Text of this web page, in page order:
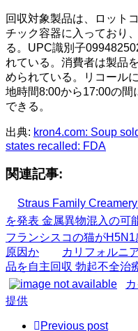
回収対象製品は、ロット
チック容器に入っており
る。UPC識別子
れている。消費者は製品
められている。リコール
地時間8:00から17:00の
できる。
出典: kron4.com: Soup
states recalled: FDA
関連記事:
Straus Family
を発表 金属異物混入の可
フランシスコの猫が
原因か
カリフォルニ
品を自主回収 勃起不全治
提供
Previous post